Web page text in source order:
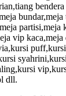
bundar,meja
partisi,meja
vip
dll.